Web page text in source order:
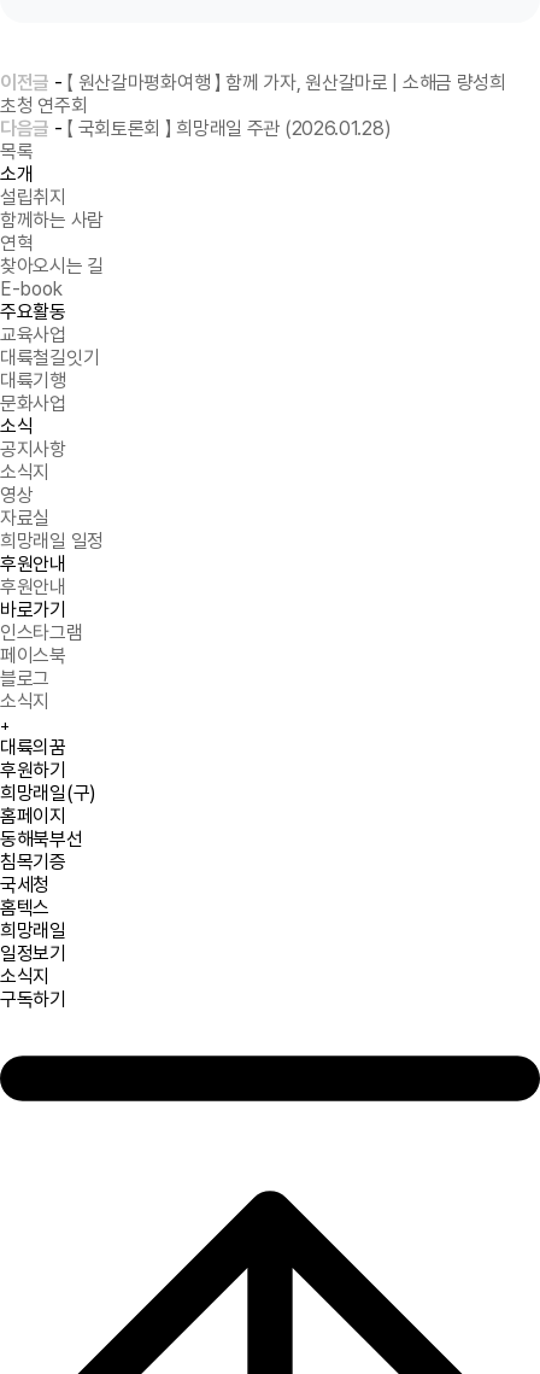
이전글 - 【 원산갈마평화여행 】 함께 가자, 원산갈마로 | 소해금 량성희
초청 연주회
다음글 - 【 국회토론회 】 희망래일 주관 (2026.01.28)
목록
소개
설립취지
함께하는 사람
연혁
찾아오시는 길
E-book
주요활동
교육사업
대륙철길잇기
대륙기행
문화사업
소식
공지사항
소식지
영상
자료실
희망래일 일정
후원안내
후원안내
바로가기
인스타그램
페이스북
블로그
소식지
+
Quick menu
대륙의꿈
후원하기
희망래일(구)
홈페이지
동해북부선
침목기증
국세청
홈텍스
희망래일
일정보기
소식지
구독하기